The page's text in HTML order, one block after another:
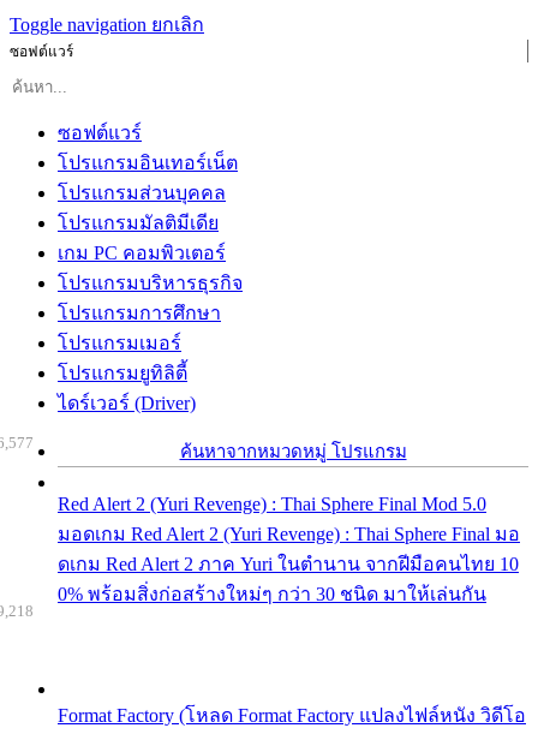
Toggle navigation ยกเลิก
ซอฟต์แวร์
ซอฟต์แวร์
โปรแกรมอินเทอร์เน็ต
โปรแกรมส่วนบุคคล
โปรแกรมมัลติมีเดีย
เกม PC คอมพิวเตอร์
โปรแกรมบริหารธุรกิจ
โปรแกรมการศึกษา
โปรแกรมเมอร์
โปรแกรมยูทิลิตี้
ไดร์เวอร์ (Driver)
ค้นหาจากหมวดหมู่ โปรแกรม
Red Alert 2 (Yuri Revenge) : Thai Sphere Final Mod 5.0
มอดเกม Red Alert 2 (Yuri Revenge) : Thai Sphere Final มอ
ดเกม Red Alert 2 ภาค Yuri ในตำนาน จากฝีมือคนไทย 10
0% พร้อมสิ่งก่อสร้างใหม่ๆ กว่า 30 ชนิด มาให้เล่นกัน
Format Factory (โหลด Format Factory แปลงไฟล์หนัง วิดีโอ